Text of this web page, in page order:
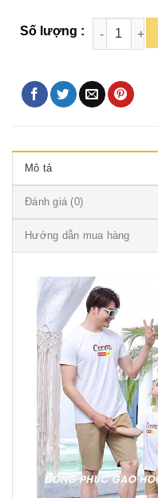
Mô tả
Đánh giá (0)
Hướng dẫn mua hàng